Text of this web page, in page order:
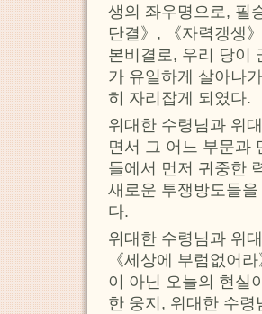
생의 좌우명으로, 필
단결》, 《자력갱생
본비결로, 우리 당이
가 유일하게 살아나
히 자리잡게 되였다.
위대한 수령님과 위
면서 그 어느 부문과
들에서 먼저 귀중한
새로운 투쟁방도들
다.
위대한 수령님과 위
《세상에 부럼없어
이 아닌 오늘의 현실
한 웅지, 위대한 수